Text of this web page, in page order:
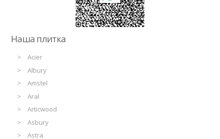
Наша плитка
Acier
Albury
Amstel
Aral
Articwood
Asbury
Astra